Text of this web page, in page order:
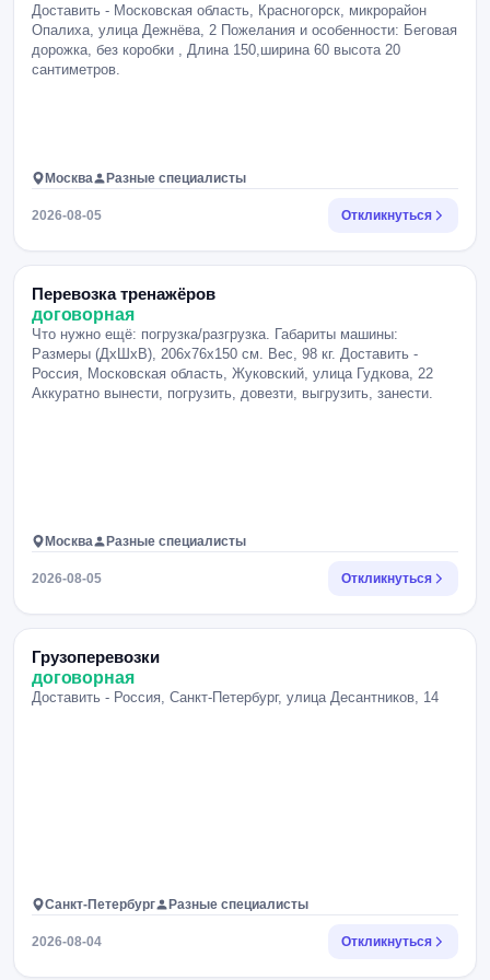
Доставить - Московская область, Красногорск, микрорайон
Опалиха, улица Дежнёва, 2 Пожелания и особенности: Беговая
дорожка, без коробки , Длина 150,ширина 60 высота 20
сантиметров.
Москва Разные специалисты
2026-08-05 Откликнуться
Перевозка тренажёров
договорная
Что нужно ещё: погрузка/разгрузка. Габариты машины:
Размеры (ДхШxВ), 206x76x150 см. Вес, 98 кг. Доставить -
Россия, Московская область, Жуковский, улица Гудкова, 22
Аккуратно вынести, погрузить, довезти, выгрузить, занести.
Москва Разные специалисты
2026-08-05 Откликнуться
Грузоперевозки
договорная
Доставить - Россия, Санкт-Петербург, улица Десантников, 14
Санкт-Петербург Разные специалисты
2026-08-04 Откликнуться